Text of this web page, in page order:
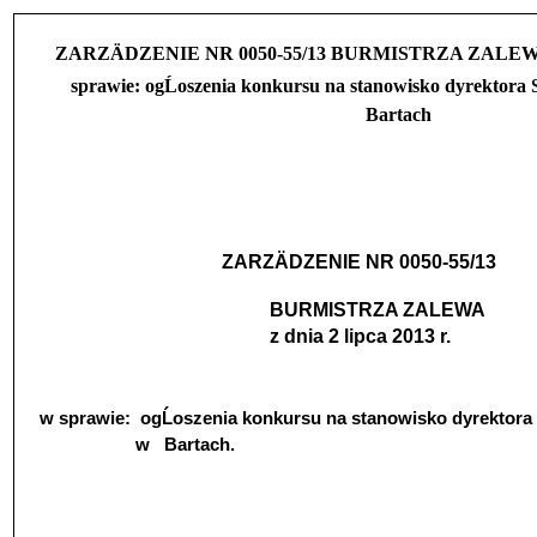
ZARZÄDZENIE NR 0050-55/13 BURMISTRZA
sprawie: ogĹoszenia konkursu na stanowisko dyrektora
Bartach
ZARZÄDZENIE NR 0050-55/13
BURMISTRZA ZALEWA
z dnia 2 lipca 2013 r.
w sprawie: ogĹoszenia konkursu na stanowisko dyrektora
w
Bartach.